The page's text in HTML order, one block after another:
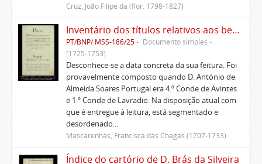
Cruz, João Filipe da (flor. 1798-1827)
Inventário dos títulos relativos aos bens pertencentes aos Morgados administrados pelo Conde de Avintes
PT/BNP/ MSS-186/25
Documento simples
[1725-1753]
Desconhece-se a data concreta da sua feitura. Foi
provavelmente composto quando D. António de
Almeida Soares Portugal era 4.º Conde de Avintes
e 1.º Conde de Lavradio. Na disposição atual com
que é entregue à leitura, está segmentado e
desordenado...
Mascarenhas, Francisca das Chagas (1707-1733)
Índice do cartório de D. Brás da Silveira